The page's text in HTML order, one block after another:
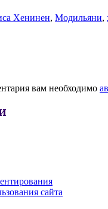
Хенинен, Модильяни,
вам необходимо
сайта